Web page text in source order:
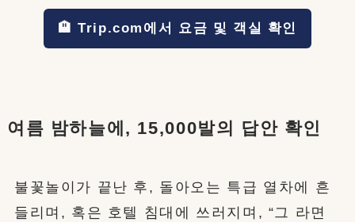
🏨 Trip.com에서 요금 및 객실 확인
여름 밤하늘에, 15,000발의 답안 확인
불꽃놀이가 끝난 후, 돌아오는 특급 열차에 흔
들리며, 혹은 호텔 침대에 쓰러지며, “그 라면